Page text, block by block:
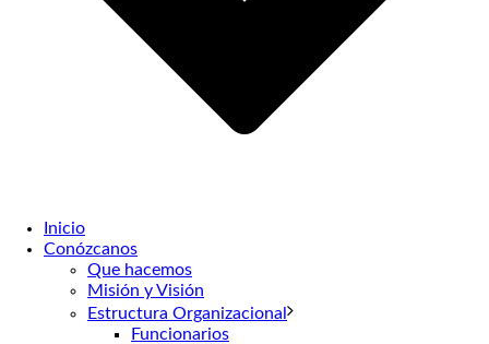
Inicio
Conózcanos
Que hacemos
Misión y Visión
Estructura Organizacional
Funcionarios